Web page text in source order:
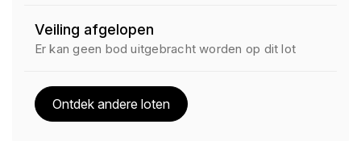
Veiling afgelopen
Er kan geen bod uitgebracht worden op dit lot
Ontdek andere loten